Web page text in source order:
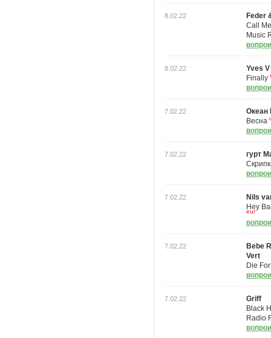
8.02.22
Feder
Call
Music
8.02.22
Yves
Finally
7.02.22
Океан
Весна
7.02.22
гурт
7.02.22
Nils
Hey
eur
7.02.22
Bebe
Vert
Die
7.02.22
Griff
Black
Radio